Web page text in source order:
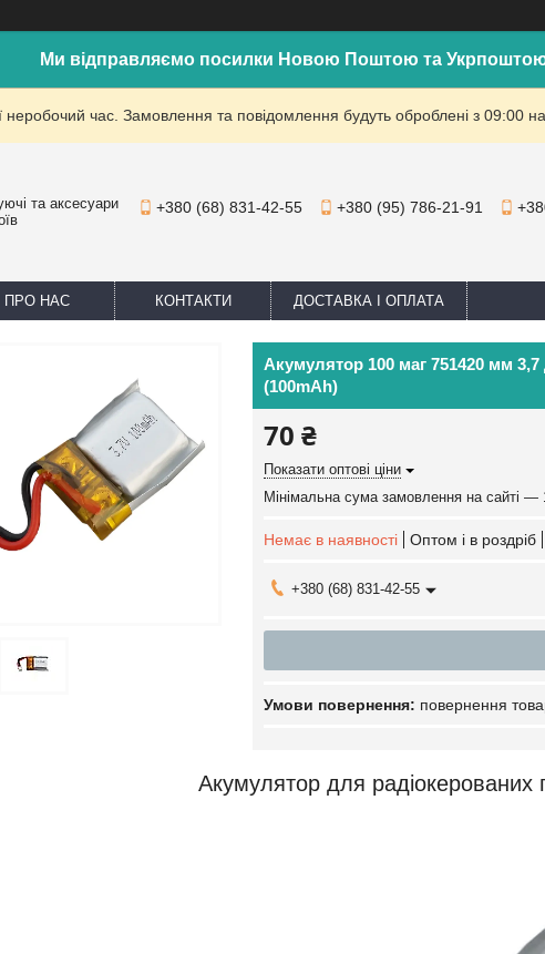
Ми відправляємо посилки Новою Поштою та
неробочий час. Замовлення та повідомлення будуть оброблені з 09:00
та аксесуари
+380 (68) 831-42-55 +380 (95) 786-21-91
ПРО НАС КОНТАКТИ ДОСТАВКА І ОПЛАТА
Акумулятор 100 маг 751420 мм
(100mAh)
70 ₴
Показати оптові ціни
Мінімальна сума замовлення на сайті —
Немає в наявності Оптом і в роздріб
+380 (68) 831-42-55
повернення
Акумулятор для радіокерованих